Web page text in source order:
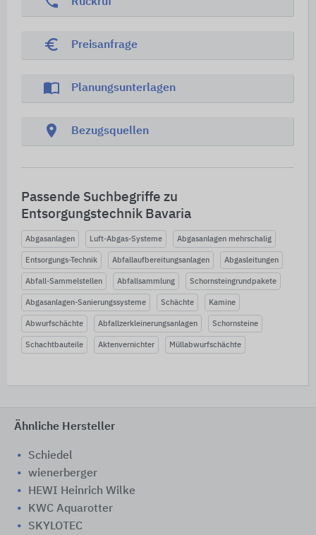
euro_symbol Preisanfrage
import_contacts Planungsunterlagen
location_on Bezugsquellen
Passende Suchbegriffe zu
Entsorgungstechnik Bavaria
Abgasanlagen Luft-Abgas-Systeme Abgasanlagen mehrschalig
Entsorgungs-Technik Abfallaufbereitungsanlagen Abgasleitungen
Abfall-Sammelstellen Abfallsammlung Schornsteingrundpakete
Abgasanlagen-Sanierungssysteme Schächte Kamine
Abwurfschächte Abfallzerkleinerungsanlagen Schornsteine
Schachtbauteile Aktenvernichter Müllabwurfschächte
Ähnliche Hersteller
Schiedel
wienerberger
HEWI Heinrich Wilke
KWC Aquarotter
SKYLOTEC